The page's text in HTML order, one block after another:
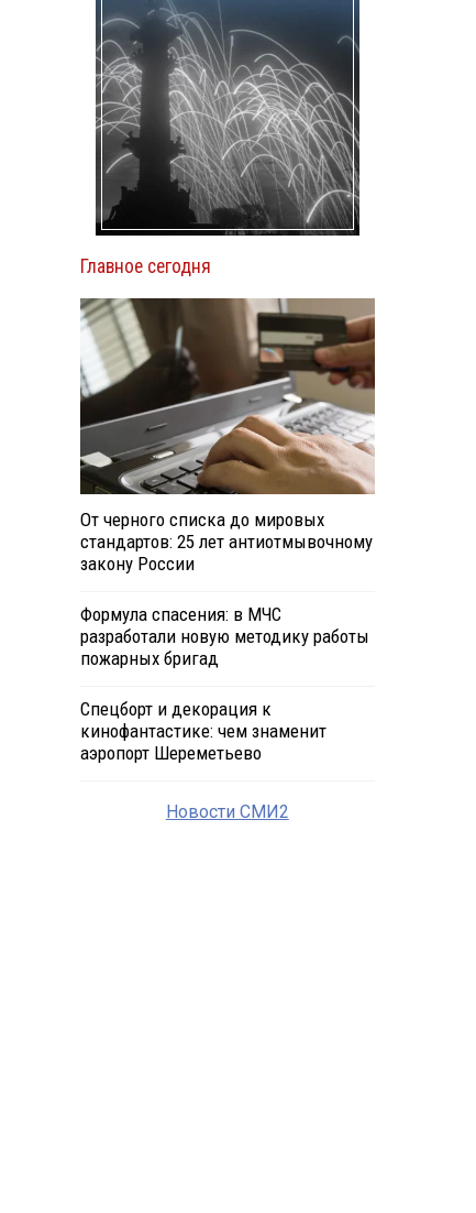
Главное сегодня
От черного списка до мировых
стандартов: 25 лет антиотмывочному
закону России
Формула спасения: в МЧС
разработали новую методику работы
пожарных бригад
Спецборт и декорация к
кинофантастике: чем знаменит
аэропорт Шереметьево
Новости СМИ2